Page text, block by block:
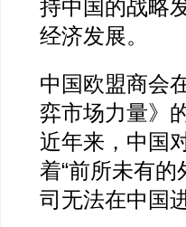
持中国的战略
经济发展。
中国欧盟商会
弈市场力量》
近年来，中国
着“前所未有
司无法在中国